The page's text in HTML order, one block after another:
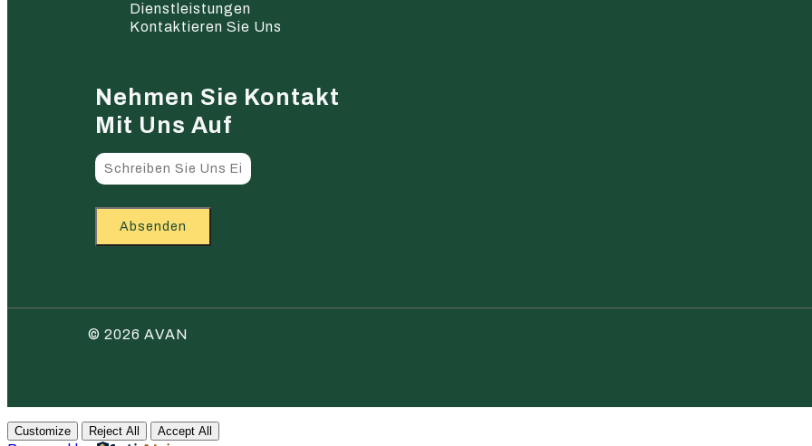
Dienstleistungen
Kontaktieren Sie Uns
Nehmen Sie Kontakt
Mit Uns Auf
Absenden
© 2026 AVAN
Customize Reject All Accept All